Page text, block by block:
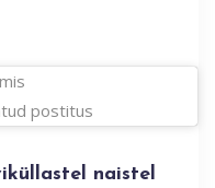
postitus
naistel